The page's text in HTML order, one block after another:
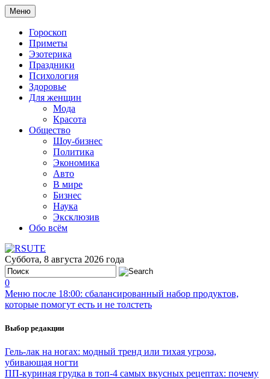
Меню
Гороскоп
Приметы
Эзотерика
Праздники
Психология
Здоровье
Для женщин
Мода
Красота
Общество
Шоу-бизнес
Политика
Экономика
Авто
В мире
Бизнес
Наука
Эксклюзив
Обо всём
Суббота, 8 августа 2026 года
0
Меню после 18:00: сбалансированный набор продуктов,
которые помогут есть и не толстеть
Выбор редакции
Гель-лак на ногах: модный тренд или тихая угроза,
убивающая ногти
ПП-куриная грудка в топ-4 самых вкусных рецептах: почему